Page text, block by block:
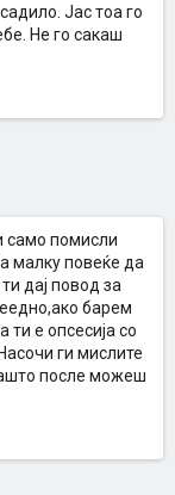
Јас тоа го
Не го сакаш
само помисли
малку повеќе да
дај повод за
барем
е опсесија со
ги мислите
после можеш